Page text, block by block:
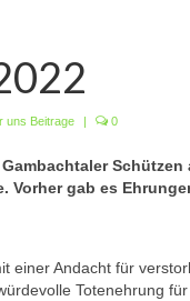
uns Beitrage | 0
Vorher gab es
einer Andacht für
Totenehrung